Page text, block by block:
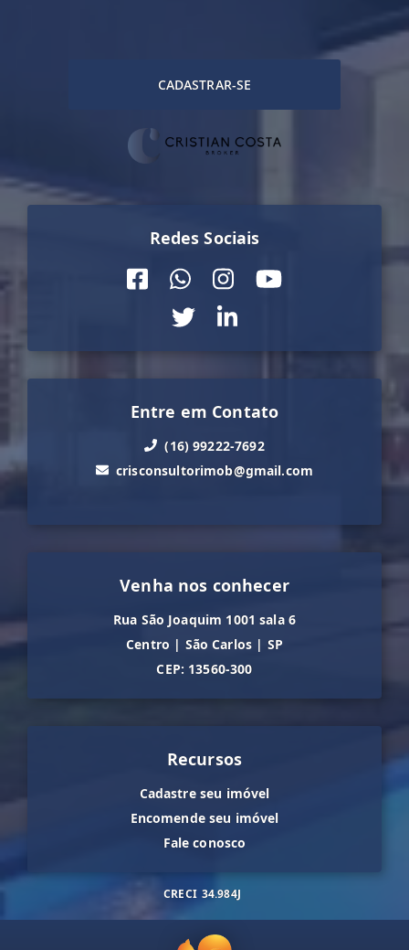
CADASTRAR-SE
Redes Sociais
Entre em Contato
(16) 99222-7692
crisconsultorimob@gmail.com
Venha nos conhecer
Rua São Joaquim 1001 sala 6
Centro | São Carlos | SP
CEP: 13560-300
Recursos
Cadastre seu imóvel
Encomende seu imóvel
Fale conosco
CRECI 34.984J